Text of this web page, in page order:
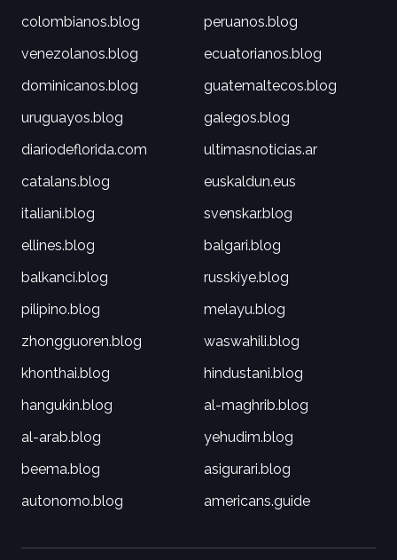
colombianos.blog
peruanos.blog
venezolanos.blog
ecuatorianos.blog
dominicanos.blog
guatemaltecos.blog
uruguayos.blog
galegos.blog
diariodeflorida.com
ultimasnoticias.ar
catalans.blog
euskaldun.eus
italiani.blog
svenskar.blog
ellines.blog
balgari.blog
balkanci.blog
russkiye.blog
pilipino.blog
melayu.blog
zhongguoren.blog
waswahili.blog
khonthai.blog
hindustani.blog
hangukin.blog
al-maghrib.blog
al-arab.blog
yehudim.blog
beema.blog
asigurari.blog
autonomo.blog
americans.guide